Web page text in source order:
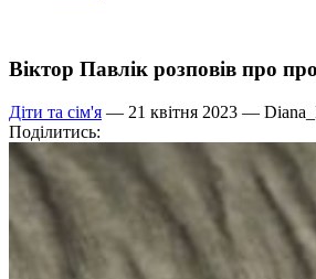
Віктор Павлік розповів про
Діти та сім'я — 21 квітня 2023 —
Поділитись: